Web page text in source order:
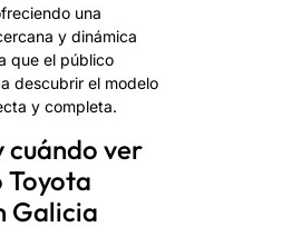
una
y dinámica
que el público
descubrir el modelo
y completa.
cuándo ver
Toyota
Galicia